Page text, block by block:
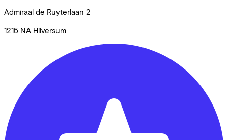
Admiraal de Ruyterlaan 2
1215 NA Hilversum